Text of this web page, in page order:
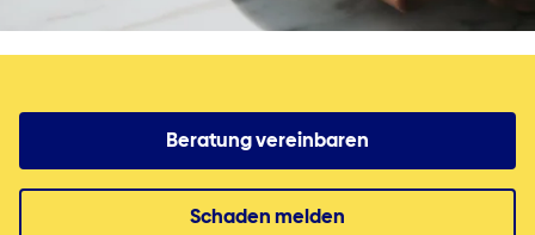
Beratung vereinbaren
Schaden melden